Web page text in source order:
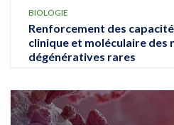
BIOLOGIE
Renforcement des
clinique et moléculaire des
dégénératives rares